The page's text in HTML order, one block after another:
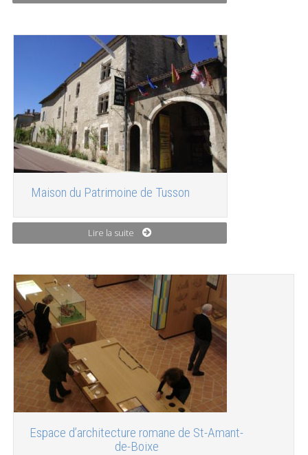
Maison du Patrimoine de Tusson
Lire la suite
Espace d’architecture romane de St-Amant-
de-Boixe